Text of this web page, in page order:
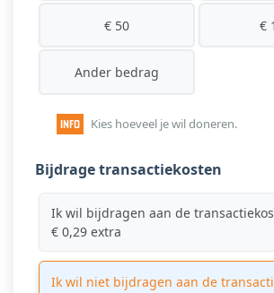
€ 50 €
Ander bedrag
Kies hoeveel je wil doneren.
Bijdrage transactiekosten
Ik wil bijdragen aan de
€ 0,29 extra
Ik wil niet bijdragen aan de